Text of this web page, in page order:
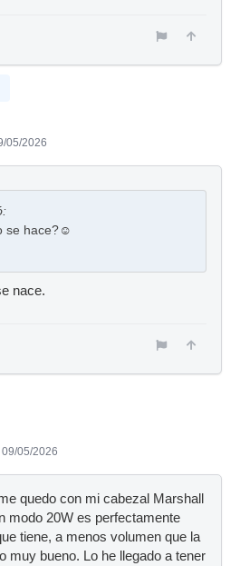
05/2026
se hace?☺️
nace.
05/2026
quedo con mi cabezal Marshall
modo 20W es perfectamente
tiene, a menos volumen que la
muy bueno. Lo he llegado a tener